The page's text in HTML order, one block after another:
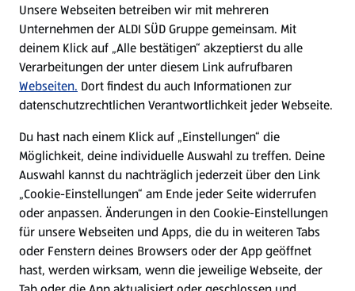
Nachhaltigkeit
Karriere
Presse
Hilfe & Kontakt
(öffnet in einem neuen Tab)
Unternehmen
Folge uns hier:
Unsere Webseiten betreiben wir mit mehreren
Unternehmen der ALDI SÜD Gruppe gemeinsam. Mit
deinem Klick auf „Alle bestätigen“ akzeptierst du alle
Verarbeitungen der unter diesem Link aufrufbaren
Webseiten. Dort findest du auch Informationen zur
datenschutzrechtlichen Verantwortlichkeit jeder Webseite.
Du hast nach einem Klick auf „Einstellungen“ die
Möglichkeit, deine individuelle Auswahl zu treffen. Deine
Auswahl kannst du nachträglich jederzeit über den Link
„Cookie-Einstellungen“ am Ende jeder Seite widerrufen
oder anpassen. Änderungen in den Cookie-Einstellungen
für unsere Webseiten und Apps, die du in weiteren Tabs
oder Fenstern deines Browsers oder der App geöffnet
hast, werden wirksam, wenn die jeweilige Webseite, der